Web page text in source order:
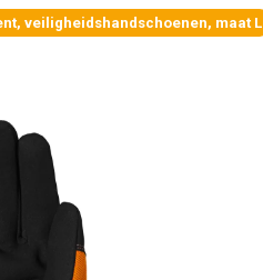
veiligheidshandschoenen, maat L